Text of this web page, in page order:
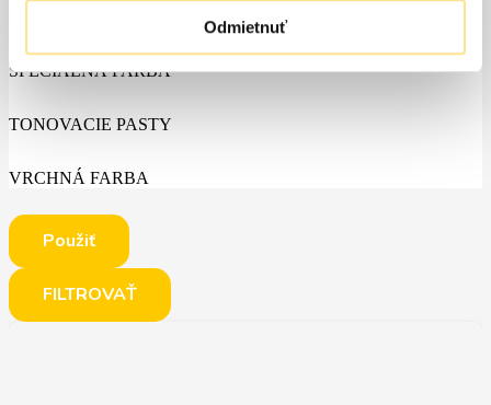
Odmietnuť
ŠPECIALNÁ FARBA
TONOVACIE PASTY
VRCHNÁ FARBA
Použiť
FILTROVAŤ